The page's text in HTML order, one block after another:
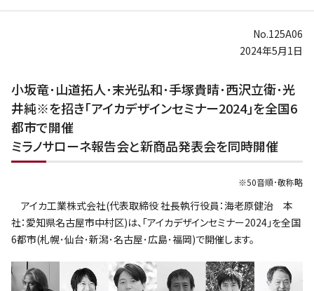
No.125A06
2024年5月1日
小坂竜･山道拓人･末光弘和･手塚貴晴･西沢立衛･光
井純※を招き｢アイカデザインセミナー2024｣を全国6
都市で開催
ミラノサローネ報告会と新商品発表会を同時開催
※50音順･敬称略
アイカ工業株式会社(代表取締役 社長執行役員：海老原健治 本
社：愛知県名古屋市中村区)は、｢アイカデザインセミナー2024｣を全国
6都市(札幌･仙台･新潟･名古屋･広島･福岡)で開催します。